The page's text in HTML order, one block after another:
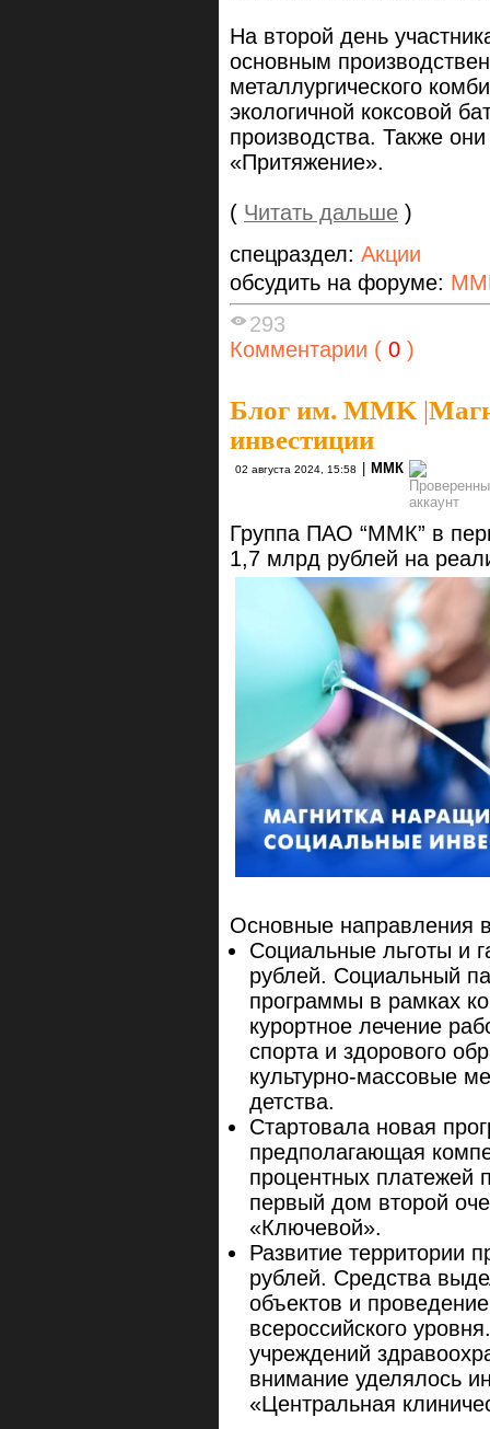
На второй день
основным
металлургического
экологичной коксовой
производства. Также
«Притяжение».
( Читать дальше )
спецраздел: Акции
обсудить на форуме:
293
Комментарии ( 0 )
Блог им. MMK |
инвестиции
02 августа 2024, 15:58 ММК
Группа ПАО “ММК” в
1,7 млрд рублей на
Основные направления
Социальные льготы и
рублей. Социальный
программы в рамках
курортное лечение
спорта и здорового
культурно-массовые
детства.
Стартовала новая
предполагающая
процентных платежей
первый дом второй
«Ключевой».
Развитие территории
рублей. Средства
объектов и
всероссийского
учреждений
внимание уделялось
«Центральная